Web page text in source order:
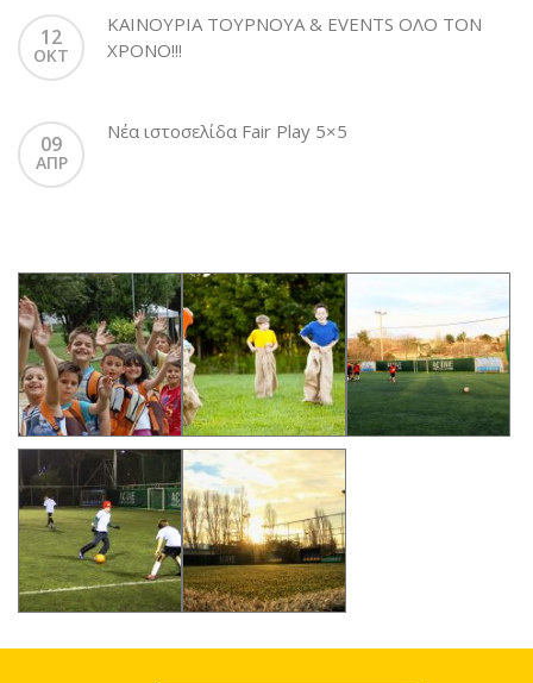
12
ΟΚΤ
ΚΑΙΝΟΥΡΙΑ ΤΟΥΡΝΟΥΑ & EVENTS ΟΛΟ ΤΟΝ
ΧΡΟΝΟ!!!
09
ΑΠΡ
Νέα ιστοσελίδα Fair Play 5×5